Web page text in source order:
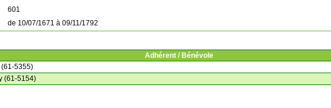
601
de 10/07/1671 à 09/11/1792
Adhérent / Bénévole
(61-5355)
(61-5154)